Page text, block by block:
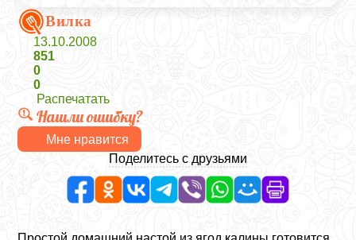
Вилка
13.10.2008
851
0
0
Распечатать
Нашли ошибку?
Мне нравится
Поделитесь с друзьями